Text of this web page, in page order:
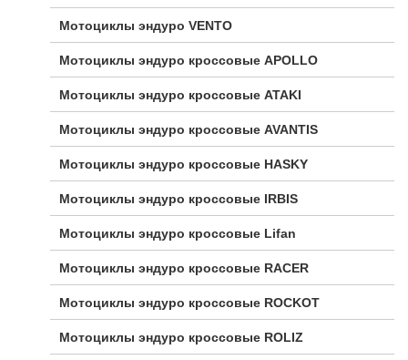
Мотоциклы эндуро VENTO
Мотоциклы эндуро кроссовые APOLLO
Мотоциклы эндуро кроссовые ATAKI
Мотоциклы эндуро кроссовые AVANTIS
Мотоциклы эндуро кроссовые HASKY
Мотоциклы эндуро кроссовые IRBIS
Мотоциклы эндуро кроссовые Lifan
Мотоциклы эндуро кроссовые RACER
Мотоциклы эндуро кроссовые ROCKOT
Мотоциклы эндуро кроссовые ROLIZ